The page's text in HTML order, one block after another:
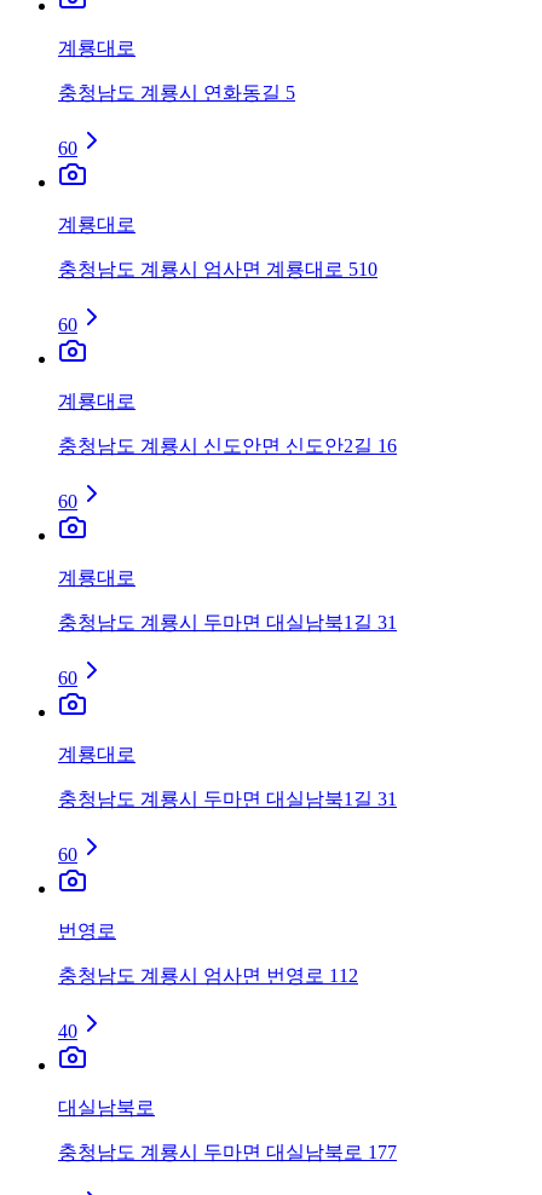
계룡대로
충청남도 계룡시 연화동길 5
60
계룡대로
충청남도 계룡시 엄사면 계룡대로 510
60
계룡대로
충청남도 계룡시 신도안면 신도안2길 16
60
계룡대로
충청남도 계룡시 두마면 대실남북1길 31
60
계룡대로
충청남도 계룡시 두마면 대실남북1길 31
60
번영로
충청남도 계룡시 엄사면 번영로 112
40
대실남북로
충청남도 계룡시 두마면 대실남북로 177